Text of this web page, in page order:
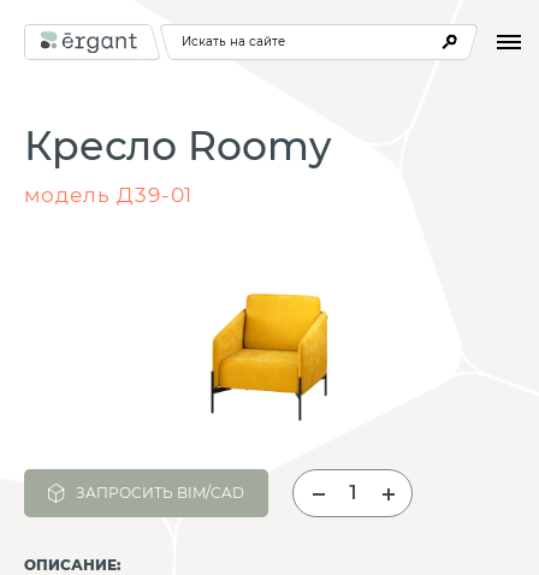
Искать на сайте
Кресло Roomy
модель Д39-01
ЗАПРОСИТЬ BIM/CAD
ОПИСАНИЕ: